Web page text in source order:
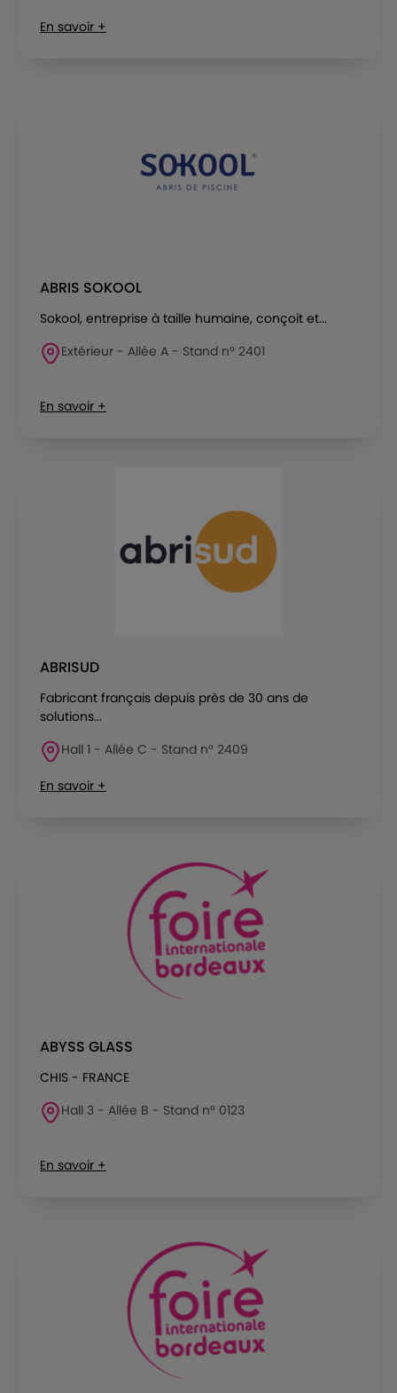
En savoir +
ABRIS SOKOOL
Sokool, entreprise à taille humaine, conçoit et...
Extérieur - Allée A - Stand n° 2401
En savoir +
ABRISUD
Fabricant français depuis près de 30 ans de
solutions...
Hall 1 - Allée C - Stand n° 2409
En savoir +
ABYSS GLASS
CHIS - FRANCE
Hall 3 - Allée B - Stand n° 0123
En savoir +